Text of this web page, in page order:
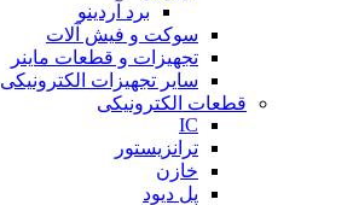
برد آردینو
سوکت و فیش آلات
تجهیزات و قطعات ماینر
سایر تجهیزات الکترونیکی
قطعات الکترونیکی
IC
ترانزیستور
خازن
پل دیود